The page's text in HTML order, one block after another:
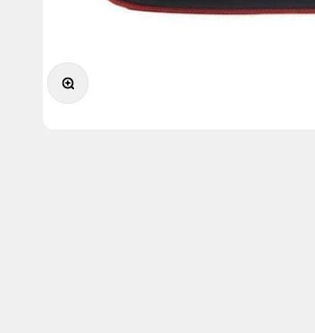
Zoom na imagem